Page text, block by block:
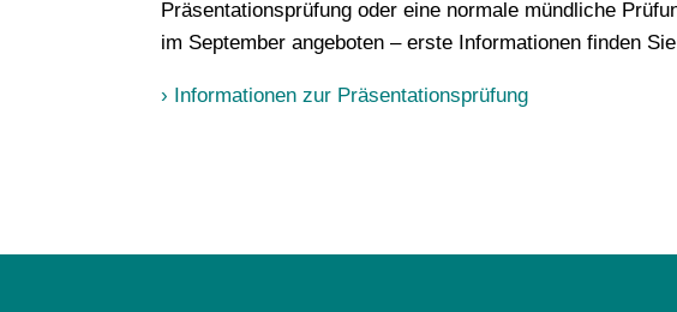
Präsentationsprüfung oder eine normale mündliche
im September angeboten – erste Informationen finden
› Informationen zur Präsentationsprüfung